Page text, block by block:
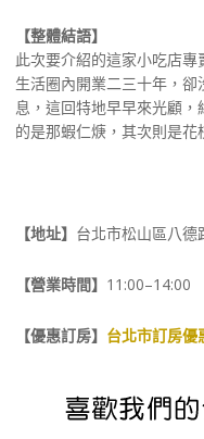
【整體結語】
此次要介紹的這家小吃店
生活圈內開業二三十年，
息，這回特地早早來光顧
的是那蝦仁焿，其次則是花
【地址】 台北市松山區八
【營業時間】 11:00–14:00
【優惠訂房】 台北市訂房優